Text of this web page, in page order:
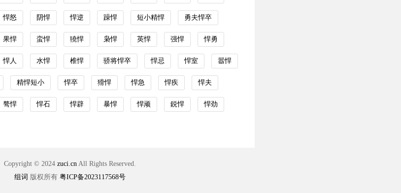
悍怒 阴悍 悍逆 躁悍 短小精悍 勇夫悍卒
果悍 蛮悍 獟悍 枭悍 英悍 强悍 悍勇
悍人 水悍 椎悍 骄将悍卒 悍忌 悍室 嚣悍
精悍短小 悍卒 猾悍 悍急 悍疾 悍夫
骜悍 悍石 悍辟 暴悍 悍顽 鋭悍 悍劲
Copyright © 2024 zuci.cn All Rights Reserved.
组词 版权所有 粤ICP备2023117568号